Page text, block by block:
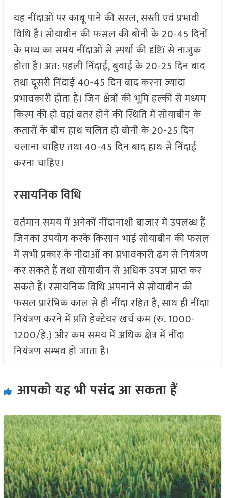
यह नींदाओं पर काबू पाने की सरल, सस्ती एवं प्रभावी
विधि है। सोयाबीन की फसल की बोनी के 20-45 दिनों
के मध्य का समय नींदाओं से स्पर्धा की दृष्टिï से नाजुक
होता है। अत: पहली निंदाई, बुवाई के 20-25 दिन बाद
तथा दूसरी निंदाई 40-45 दिन बाद करना ज्यादा
प्रभावकारी होता है। जिन क्षेत्रों की भूमि हल्की से मध्यम
किस्म की हो वहां बतर होने की स्थिति में सोयाबीन के
कतारों के बीच हाथ चलित हो बोनी के 20-25 दिन
चलाना चाहिए तथा 40-45 दिन बाद हाथ से निंदाई
करना चाहिए।
रसायनिक विधि
वर्तमान समय में अनेकों नींदानाशी बाजार में उपलब्ध हैं
जिनका उपयोग करके किसान भाई सोयाबीन की फसल
में सभी प्रकार के नींदाओं का प्रभावकारी ढंग से नियंत्रण
कर सकते हैं तथा सोयाबीन से अधिक उपज प्राप्त कर
सकते हैं। रसायनिक विधि अपनाने से सोयाबीन की
फसल प्रारंभिक काल से ही नींदा रहित है, साथ ही नींदाा
नियंत्रण करने में प्रति हेक्टेयर खर्च कम (रु. 1000-
1200/हे.) और कम समय में अधिक क्षेत्र में नींदा
नियंत्रण सम्भव हो जाता है।
आपको यह भी पसंद आ सकता हैं